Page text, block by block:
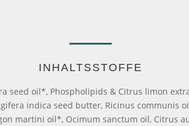
INHALTSSTOFFE
oil*, Phospholipids & Citrus limon
indica seed butter, Ricinus communis
martini oil*, Ocimum sanctum oil, Citrus